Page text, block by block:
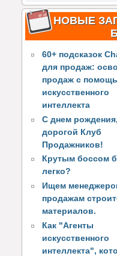
НОВЫЕ
60+ подсказок
для продаж:
продаж с
искусственного
интеллекта
С днем
дорогой Клуб
Продажников!
Крутым боссом
легко?
Ищем
продажам
материалов.
Как "Агенты
искусственного
интеллекта",